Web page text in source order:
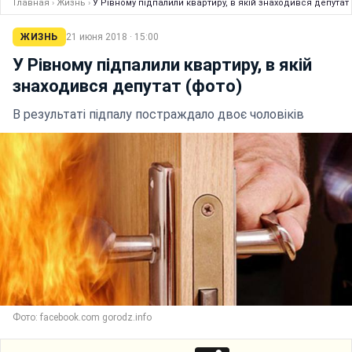
Главная › Жизнь › У Рівному підпалили квартиру, в якій знаходився
ЖИЗНЬ 21 июня 2018 · 15:00
У Рівному підпалили квартиру, в якій
знаходився депутат (фото)
В результаті підпалу постраждало двоє чоловіків
Фото: facebook.com gorodz.info